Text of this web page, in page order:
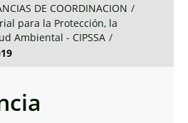
DE COORDINACION /
para la Protección, la
Ambiental - CIPSSA /